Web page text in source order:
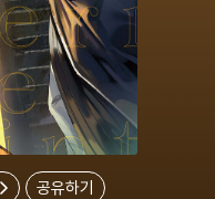
공유하기